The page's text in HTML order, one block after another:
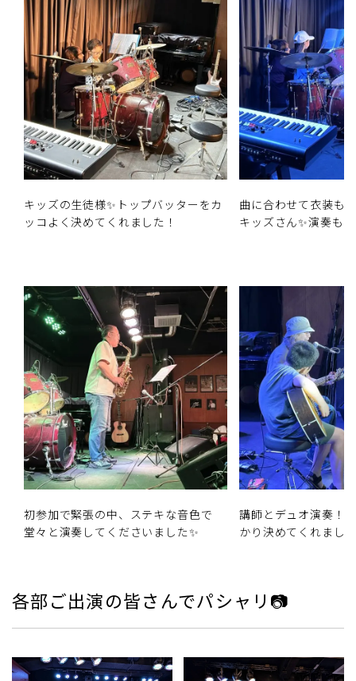
キッズの生徒様✨トップバッターをカ
ッコよく決めてくれました！
曲に合わせて衣装も
キッズさん✨演奏も
初参加で緊張の中、ステキな音色で
堂々と演奏してくださいました✨
講師とデュオ演奏！
かり決めてくれまし
各部ご出演の皆さんでパシャリ📷